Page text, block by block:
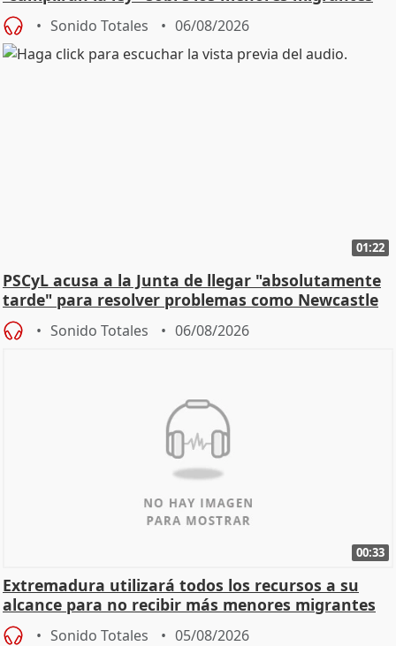
Sonido Totales 06/08/2026
01:22
PSCyL acusa a la Junta de llegar "absolutamente
tarde" para resolver problemas como Newcastle
Sonido Totales 06/08/2026
00:33
Extremadura utilizará todos los recursos a su
alcance para no recibir más menores migrantes
Sonido Totales 05/08/2026